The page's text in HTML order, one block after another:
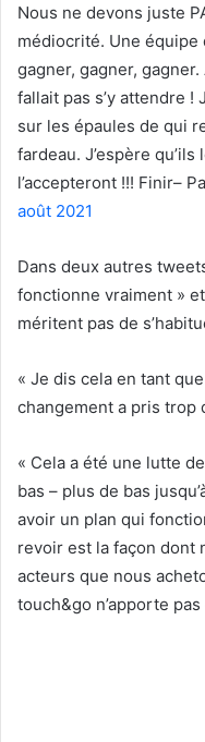
Nous ne devons juste
médiocrité. Une
gagner, gagner,
fallait pas s’y attendre
sur les épaules de qui
fardeau. J’espère
l’accepteront !!! Finir–
août 2021
Dans deux autres
fonctionne vraiment »
méritent pas de
« Je dis cela en tant
changement a pris trop
« Cela a été une lutte
bas – plus de bas
avoir un plan qui
revoir est la façon dont
acteurs que nous
touch&go n’apporte